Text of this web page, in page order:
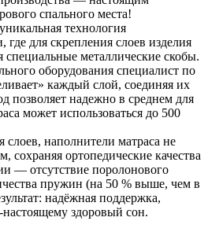
спального места!
технология
где для скрепления слоев изделия
специальные металлические скобы.
оборудования специалист по
каждый слой, соединяя их
позволяет надежно в среднем для
может использоваться до 500
слоев, наполнители матраса не
сохраняя ортопедические качества
— отсутствие поролонового
пружин (на 50 % выше, чем в
надёжная поддержка,
здоровый сон.